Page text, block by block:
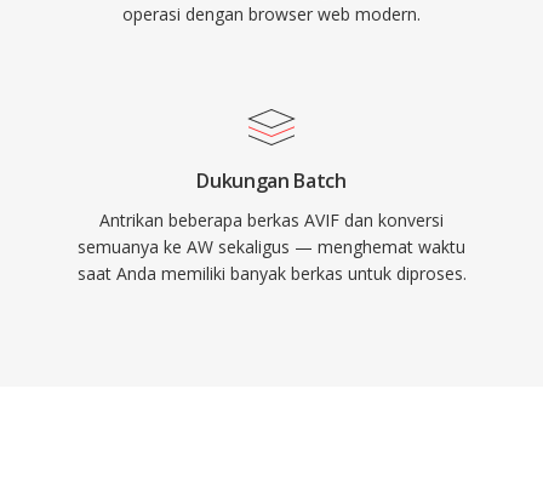
operasi dengan browser web modern.
Dukungan Batch
Antrikan beberapa berkas AVIF dan konversi
semuanya ke AW sekaligus — menghemat waktu
saat Anda memiliki banyak berkas untuk diproses.